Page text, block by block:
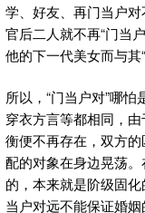
学、好友、再门当户
官后二人就不再“门当
他的下一代美女而与其“
所以，“门当户对”哪
穿衣方言等都相同，
衡便不再存在，双方
配的对象在身边晃荡
的，本来就是阶级固
当户对远不能保证婚姻